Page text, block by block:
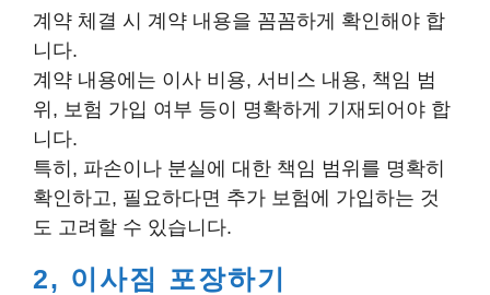
계약 체결 시 계약 내용을 꼼꼼하게 확인해야 합
니다.
계약 내용에는 이사 비용, 서비스 내용, 책임 범
위, 보험 가입 여부 등이 명확하게 기재되어야 합
니다.
특히, 파손이나 분실에 대한 책임 범위를 명확히
확인하고, 필요하다면 추가 보험에 가입하는 것
도 고려할 수 있습니다.
2, 이사짐 포장하기